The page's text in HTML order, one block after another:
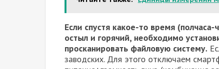
Если спустя какое-то время
остыл и горячий, необходимо
просканировать файловую систему.
заводских. Для этого отключаем